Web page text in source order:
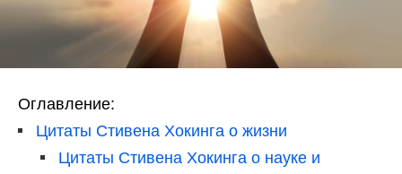
Оглавление:
Цитаты Стивена Хокинга о жизни
Цитаты Стивена Хокинга о науке и